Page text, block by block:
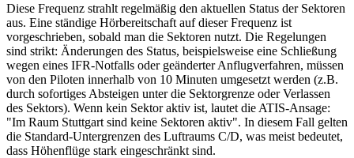
Diese Frequenz strahlt regelmäßig den aktuellen Status der Sektoren
aus. Eine ständige Hörbereitschaft auf dieser Frequenz ist
vorgeschrieben, sobald man die Sektoren nutzt. Die Regelungen
sind strikt: Änderungen des Status, beispielsweise eine Schließung
wegen eines IFR-Notfalls oder geänderter Anflugverfahren, müssen
von den Piloten innerhalb von 10 Minuten umgesetzt werden (z.B.
durch sofortiges Absteigen unter die Sektorgrenze oder Verlassen
des Sektors). Wenn kein Sektor aktiv ist, lautet die ATIS-Ansage:
"Im Raum Stuttgart sind keine Sektoren aktiv". In diesem Fall gelten
die Standard-Untergrenzen des Luftraums C/D, was meist bedeutet,
dass Höhenflüge stark eingeschränkt sind.